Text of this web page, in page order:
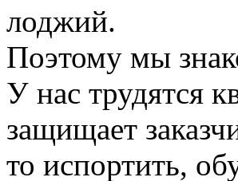
лоджий.
Поэтому мы
У нас трудятся
защищает
то испортить,